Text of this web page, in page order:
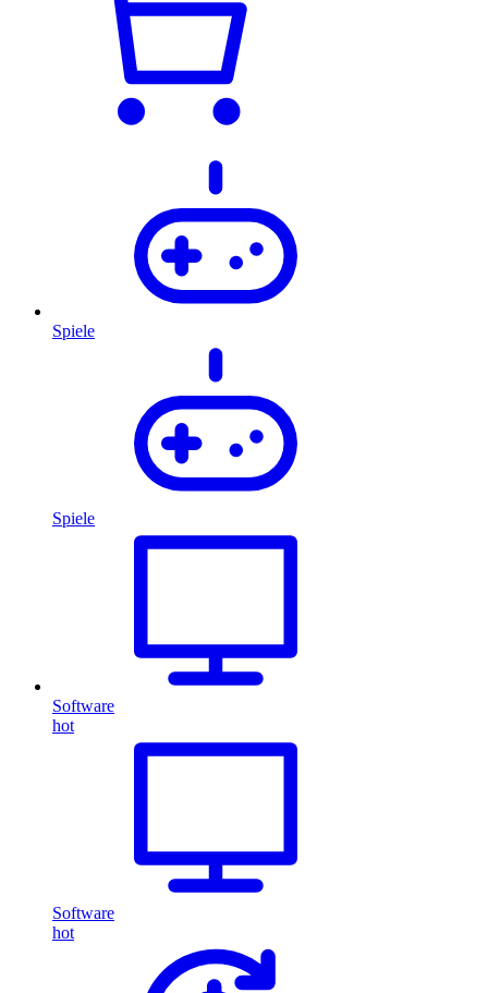
Spiele
Spiele
Software
hot
Software
hot